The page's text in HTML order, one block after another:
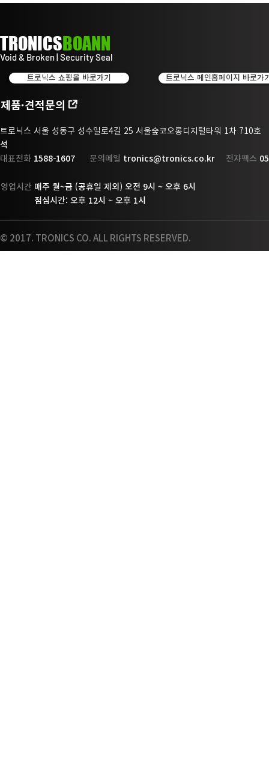
TRONICSBOANN
Void & Broken | Security Seal
트로닉스 쇼핑몰 바로가기
제품·견적문의
트로닉스 메인홈페이지 바로가
트로닉스 서울 성동구 성수일로4길 25 서울숲코오롱디지털타워 1차 710
석
대표전화 1588-1607 문의메일 tronics@tronics.co.kr 전자팩스
영업시간 매주 월~금 (공휴일 제외) 오전 9시 ~ 오후 6시
점심시간: 오후 12시 ~ 오후 1시
© 2017. TRONICS CO. ALL RIGHTS RESERVED.